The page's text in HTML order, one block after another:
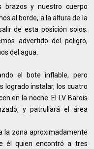
brazos y nuestro cuerpo
al borde, a la altura de la
de esta posición solos.
advertido del peligro,
del agua.
el bote inflable, pero
logrado instalar, los cuatro
en la noche. El LV Barois
y patrullará el área
la zona aproximadamente
él quien encontró a tres